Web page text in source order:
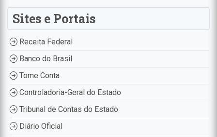
Sites e Portais
Receita Federal
Banco do Brasil
Tome Conta
Controladoria-Geral do Estado
Tribunal de Contas do Estado
Diário Oficial